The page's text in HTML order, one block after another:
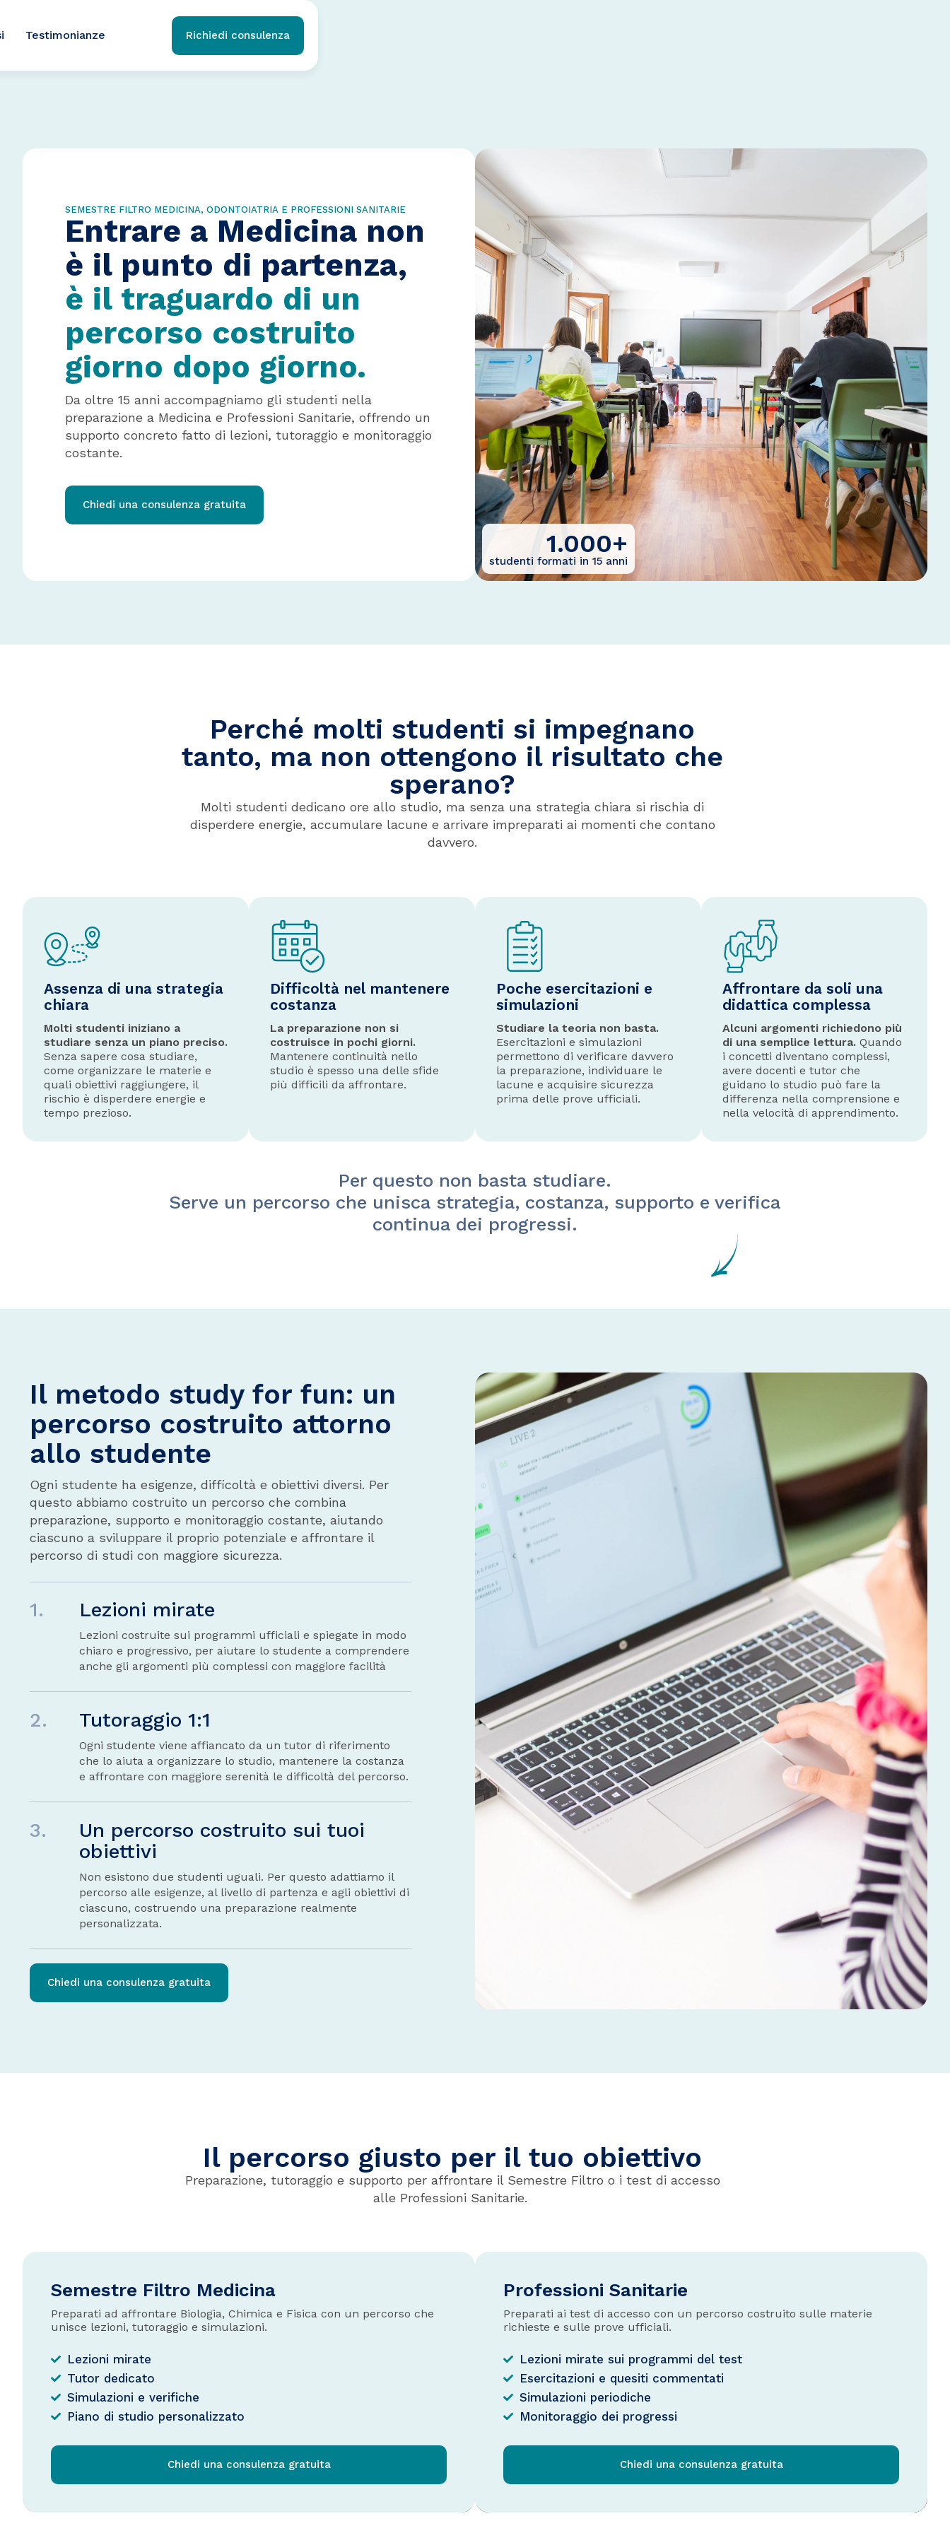
Testimonianze Richiedi consulenza
SEMESTRE FILTRO MEDICINA, ODONTOIATRIA E PROFESSIONI SANITARIE
Entrare a Medicina non
è il punto di partenza,
è il traguardo di un
percorso costruito
giorno dopo giorno.
Da oltre 15 anni accompagniamo gli studenti nella
preparazione a Medicina e Professioni Sanitarie, offrendo un
supporto concreto fatto di lezioni, tutoraggio e monitoraggio
costante.
Chiedi una consulenza gratuita
studenti formati in 15 anni
1.000+
Perché molti studenti si impegnano
tanto, ma non ottengono il risultato che
sperano?
Molti studenti dedicano ore allo studio, ma senza una strategia chiara si rischia di
disperdere energie, accumulare lacune e arrivare impreparati ai momenti che contano
davvero.
Assenza di una strategia
chiara
Molti studenti iniziano a
studiare senza un piano preciso.
Senza sapere cosa studiare,
come organizzare le materie e
quali obiettivi raggiungere, il
rischio è disperdere energie e
tempo prezioso.
Difficoltà nel mantenere
costanza
La preparazione non si
costruisce in pochi giorni.
Mantenere continuità nello
studio è spesso una delle sfide
più difficili da affrontare.
Poche esercitazioni e
simulazioni
Studiare la teoria non basta.
Esercitazioni e simulazioni
permettono di verificare davvero
la preparazione, individuare le
lacune e acquisire sicurezza
prima delle prove ufficiali.
Affrontare da soli una
didattica complessa
Alcuni argomenti richiedono più
di una semplice lettura. Quando
i concetti diventano complessi,
avere docenti e tutor che
guidano lo studio può fare la
differenza nella comprensione e
nella velocità di apprendimento.
Per questo non basta studiare.
Serve un percorso che unisca strategia, costanza, supporto e verifica
continua dei progressi.
Il metodo study for fun: un
percorso costruito attorno
allo studente
Ogni studente ha esigenze, difficoltà e obiettivi diversi. Per
questo abbiamo costruito un percorso che combina
preparazione, supporto e monitoraggio costante, aiutando
ciascuno a sviluppare il proprio potenziale e affrontare il
percorso di studi con maggiore sicurezza.
1. Lezioni mirate
Lezioni costruite sui programmi ufficiali e spiegate in modo
chiaro e progressivo, per aiutare lo studente a comprendere
anche gli argomenti più complessi con maggiore facilità
2. Tutoraggio 1:1
Ogni studente viene affiancato da un tutor di riferimento
che lo aiuta a organizzare lo studio, mantenere la costanza
e affrontare con maggiore serenità le difficoltà del percorso.
3.
Un percorso costruito sui tuoi
obiettivi
Non esistono due studenti uguali. Per questo adattiamo il
percorso alle esigenze, al livello di partenza e agli obiettivi di
ciascuno, costruendo una preparazione realmente
personalizzata.
Chiedi una consulenza gratuita
Il percorso giusto per il tuo obiettivo
Preparazione, tutoraggio e supporto per affrontare il Semestre Filtro o i test di accesso
alle Professioni Sanitarie.
Semestre Filtro Medicina
Preparati ad affrontare Biologia, Chimica e Fisica con un percorso che
unisce lezioni, tutoraggio e simulazioni.
Lezioni mirate
Tutor dedicato
Simulazioni e verifiche
Piano di studio personalizzato
Chiedi una consulenza gratuita
Professioni Sanitarie
Preparati ai test di accesso con un percorso costruito sulle materie
richieste e sulle prove ufficiali.
Lezioni mirate sui programmi del test
Esercitazioni e quesiti commentati
Simulazioni periodiche
Monitoraggio dei progressi
Chiedi una consulenza gratuita